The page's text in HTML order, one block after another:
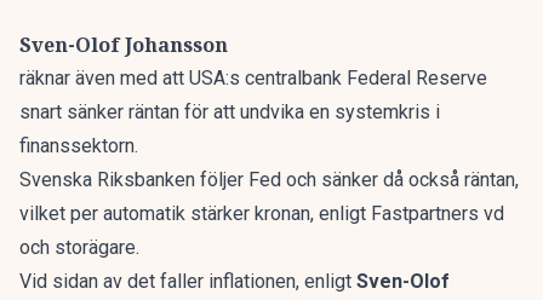
Sven-Olof Johansson
räknar även med att USA:s centralbank Federal Reserve
snart sänker räntan för att undvika en systemkris i
finanssektorn.
Svenska Riksbanken följer Fed och sänker då också räntan,
vilket per automatik stärker kronan, enligt Fastpartners vd
och storägare.
Vid sidan av det faller inflationen, enligt Sven-Olof